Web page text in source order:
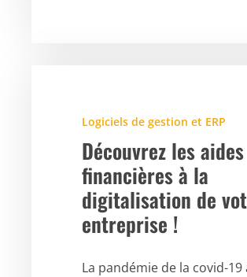
Logiciels de gestion et ERP
Découvrez les aides
financières à la
digitalisation de
entreprise !
La pandémie de la covid-19